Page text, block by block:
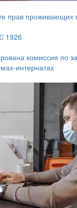
прав проживающих
1926
комиссия по
интернатах